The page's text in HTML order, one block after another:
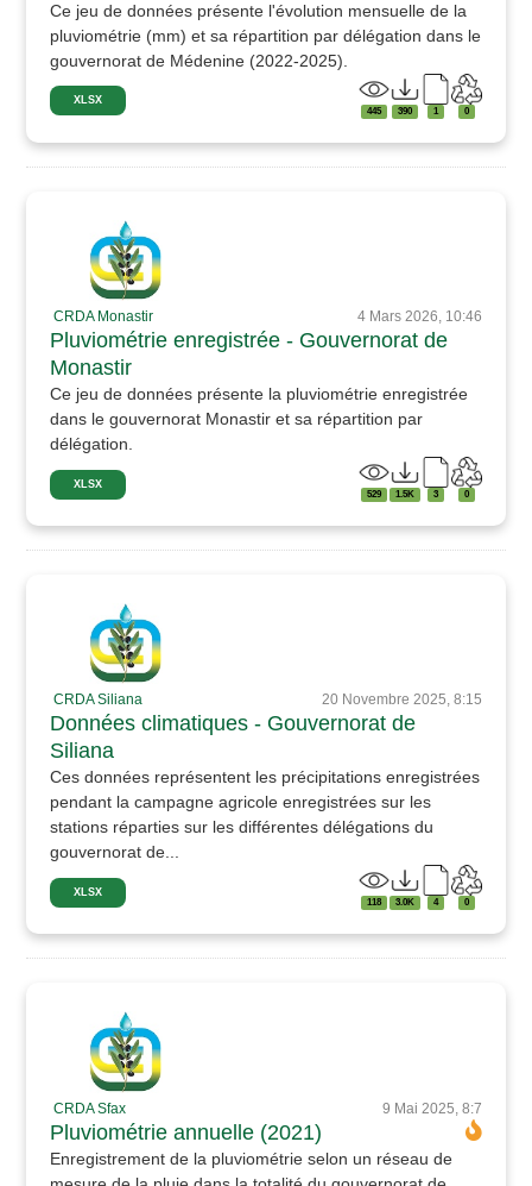
Ce jeu de données présente l'évolution mensuelle de la
pluviométrie (mm) et sa répartition par délégation dans le
gouvernorat de Médenine (2022-2025).
XLSX
445 390 1 0
CRDA Monastir 4 Mars 2026, 10:46
Pluviométrie enregistrée - Gouvernorat de
Monastir
Ce jeu de données présente la pluviométrie enregistrée
dans le gouvernorat Monastir et sa répartition par
délégation.
XLSX
529 1.5K 3 0
CRDA Siliana 20 Novembre 2025, 8:15
Données climatiques - Gouvernorat de
Siliana
Ces données représentent les précipitations enregistrées
pendant la campagne agricole enregistrées sur les
stations réparties sur les différentes délégations du
gouvernorat de...
XLSX
118 3.0K 4 0
CRDA Sfax 9 Mai 2025, 8:7
Pluviométrie annuelle (2021)
Enregistrement de la pluviométrie selon un réseau de